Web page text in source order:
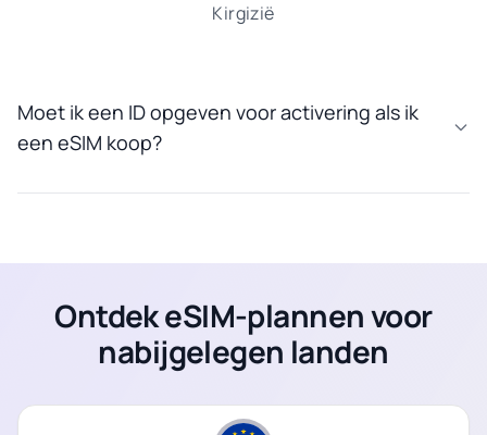
Kirgizië
Moet ik een ID opgeven voor activering als ik
een eSIM koop?
Ontdek eSIM-plannen voor
nabijgelegen landen